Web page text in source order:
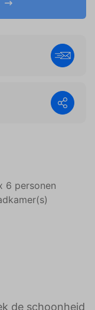
6 personen
de schoonheid
en relevant zijn